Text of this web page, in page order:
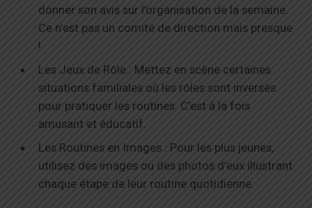
donner son avis sur l’organisation de la semaine.
Ce n’est pas un comité de direction mais presque
!
Les Jeux de Rôle : Mettez en scène certaines
situations familiales où les rôles sont inversés
pour pratiquer les routines. C’est à la fois
amusant et éducatif.
Les Routines en Images : Pour les plus jeunes,
utilisez des images ou des photos d’eux illustrant
chaque étape de leur routine quotidienne.